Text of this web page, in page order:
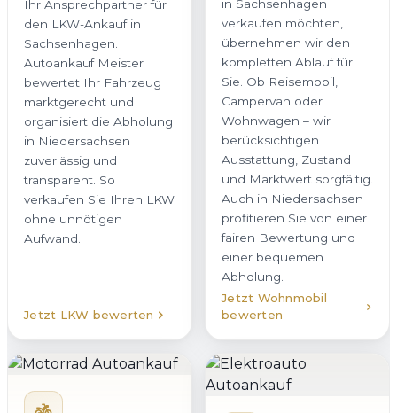
Ihr Ansprechpartner für
den LKW-Ankauf in
Sachsenhagen.
Autoankauf Meister
bewertet Ihr Fahrzeug
marktgerecht und
organisiert die Abholung
in Niedersachsen
zuverlässig und
transparent. So
verkaufen Sie Ihren LKW
ohne unnötigen
Aufwand.
Jetzt LKW bewerten
in Sachsenhagen
verkaufen möchten,
übernehmen wir den
kompletten Ablauf für
Sie. Ob Reisemobil,
Campervan oder
Wohnwagen – wir
berücksichtigen
Ausstattung, Zustand
und Marktwert sorgfältig.
Auch in Niedersachsen
profitieren Sie von einer
fairen Bewertung und
einer bequemen
Abholung.
Jetzt Wohnmobil
bewerten